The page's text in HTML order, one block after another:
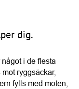
fungerar eller
stress. Oftare
känns kaotisk
därför om
att skapa bättre flyt